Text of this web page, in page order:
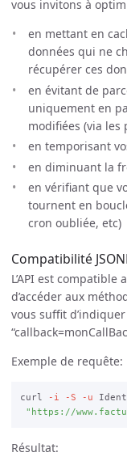
vous invitons à
en mettant en
données qui ne
récupérer ces
en évitant de
uniquement en
modifiées (via
en temporisant
en diminuant la
en vérifiant que
tournent en
cron oubliée, etc)
Compatibilité
L’API est compatible
d’accéder aux
vous suffit
Exemple de requête:
curl -i -S -u
"https://
Résultat: